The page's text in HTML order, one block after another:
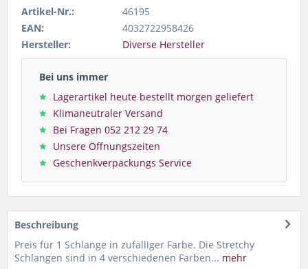
Artikel-Nr.:
46195
EAN:
4032722958426
Hersteller:
Diverse Hersteller
Bei uns immer
Lagerartikel heute bestellt morgen geliefert
Klimaneutraler Versand
Bei Fragen 052 212 29 74
Unsere Öffnungszeiten
Geschenkverpackungs Service
Beschreibung
Preis für 1 Schlange in zufälliger Farbe. Die Stretchy
Schlangen sind in 4 verschiedenen Farben... mehr